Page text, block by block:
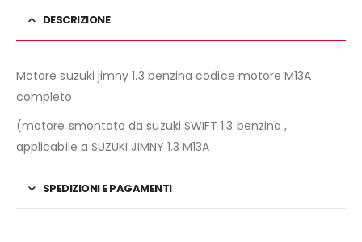
DESCRIZIONE
Motore suzuki jimny 1.3 benzina codice motore M13A
completo
(motore smontato da suzuki SWIFT 1.3 benzina ,
applicabile a SUZUKI JIMNY 1.3 M13A
SPEDIZIONI E PAGAMENTI